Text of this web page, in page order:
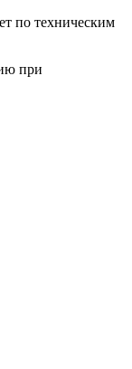
по техническим
при